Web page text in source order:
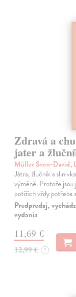
Zdravá a
jater a
Müller Sven-David,
Játra, žlučník a
výměně. Protože
potížích vždy potřeba
Predpredaj,
vydania
11,69 €
12,99 € ?